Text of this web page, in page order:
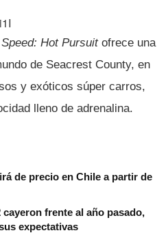
Hot Pursuit ofrece una
de Seacrest County, en
y exóticos súper carros,
lleno de adrenalina.
de precio en Chile a partir de
frente al año pasado,
expectativas